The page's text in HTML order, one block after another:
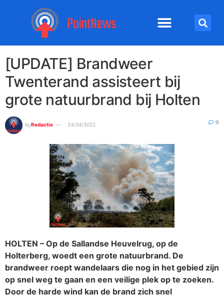
[UPDATE] Brandweer
Twenterand assisteert bij
grote natuurbrand bij Holten
byRedactie 24/04/2022 0
HOLTEN – Op de Sallandse Heuvelrug, op de
Holterberg, woedt een grote natuurbrand. De
brandweer roept wandelaars die nog in het gebied zijn
op snel weg te gaan en een veilige plek op te zoeken.
Door de harde wind kan de brand zich snel